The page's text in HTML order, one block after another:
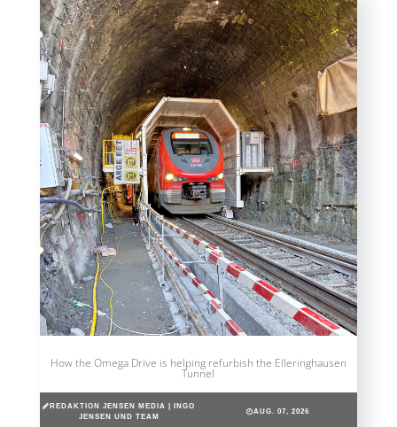
How the Omega Drive is helping refurbish the Elleringhausen
Tunnel
REDAKTION JENSEN MEDIA | INGO
JENSEN UND TEAM
AUG. 07, 2026